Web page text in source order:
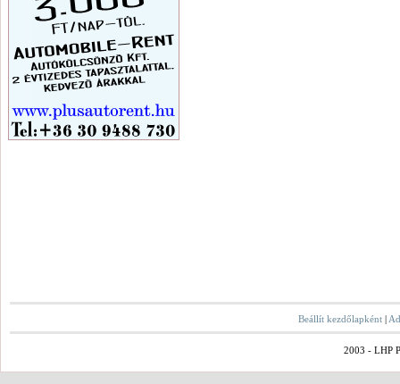
Beállít kezdőlapként |
2003 - LHP